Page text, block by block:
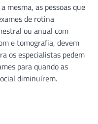
mesma, as pessoas que
de rotina
ou anual com
e tomografia, devem
os especialistas pedem
para quando as
diminuírem.